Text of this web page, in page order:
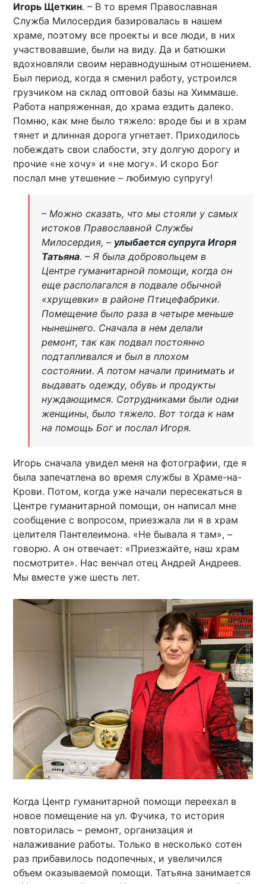
Игорь Щеткин. – В то время Православная
Служба Милосердия базировалась в нашем
храме, поэтому все проекты и все люди, в них
участвовавшие, были на виду. Да и батюшки
вдохновляли своим неравнодушным отношением.
Был период, когда я сменил работу, устроился
грузчиком на склад оптовой базы на Химмаше.
Работа напряженная, до храма ездить далеко.
Помню, как мне было тяжело: вроде бы и в храм
тянет и длинная дорога угнетает. Приходилось
побеждать свои слабости, эту долгую дорогу и
прочие «не хочу» и «не могу». И скоро Бог
послал мне утешение – любимую супругу!
– Можно сказать, что мы стояли у самых
истоков Православной Службы
Милосердия, – улыбается супруга Игоря
Татьяна. – Я была добровольцем в
Центре гуманитарной помощи, когда он
еще располагался в подвале обычной
«хрущевки» в районе Птицефабрики.
Помещение было раза в четыре меньше
нынешнего. Сначала в нем делали
ремонт, так как подвал постоянно
подтапливался и был в плохом
состоянии. А потом начали принимать и
выдавать одежду, обувь и продукты
нуждающимся. Сотрудниками были одни
женщины, было тяжело. Вот тогда к нам
на помощь Бог и послал Игоря.
Игорь сначала увидел меня на фотографии, где я
была запечатлена во время службы в Храме-на-
Крови. Потом, когда уже начали пересекаться в
Центре гуманитарной помощи, он написал мне
сообщение с вопросом, приезжала ли я в храм
целителя Пантелеимона. «Не бывала я там», –
говорю. А он отвечает: «Приезжайте, наш храм
посмотрите». Нас венчал отец Андрей Андреев.
Мы вместе уже шесть лет.
Когда Центр гуманитарной помощи переехал в
новое помещение на ул. Фучика, то история
повторилась – ремонт, организация и
налаживание работы. Только в несколько сотен
раз прибавилось подопечных, и увеличился
объем оказываемой помощи. Татьяна занимается